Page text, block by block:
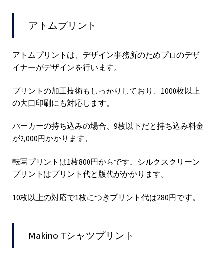
アトムプリント
アトムプリントは、デザイン事務所のためプロのデザ
イナーがデザインを行います。
プリントの加工技術もしっかりしており、1000枚以上
の大口印刷にも対応します。
パーカーの持ち込みの場合、9枚以下だと持ち込み料金
が2,000円かかります。
転写プリントは1枚800円からです。シルクスクリーン
プリントはプリント代と版代がかかります。
10枚以上の対応で1枚につきプリント代は280円です。
Makino Tシャツプリント